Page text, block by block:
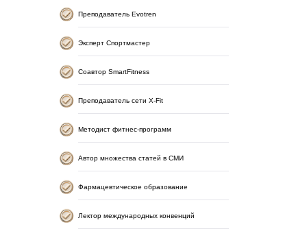
Преподаватель Evotren
Эксперт Спортмастер
Соавтор SmartFitness
Преподаватель сети X-Fit
Методист фитнес-программ
Автор множества статей в СМИ
Фармацевтическое образование
Лектор международных конвенций